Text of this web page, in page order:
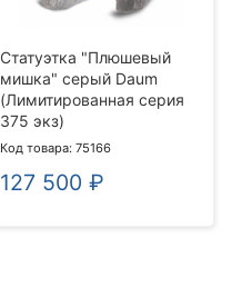
Статуэтка "Плюшевый
мишка" серый Daum
(Лимитированная серия
375 экз)
Код товара: 75166
127 500 ₽